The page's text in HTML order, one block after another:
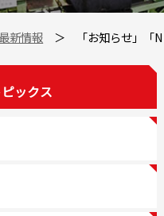
最新情報 ＞ 「お知らせ」「
ックス